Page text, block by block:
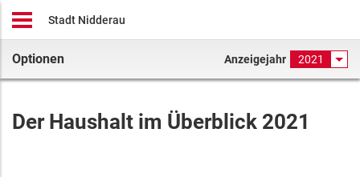
Stadt Nidderau
Optionen Anzeigejahr 2021
Der Haushalt im Überblick 2021